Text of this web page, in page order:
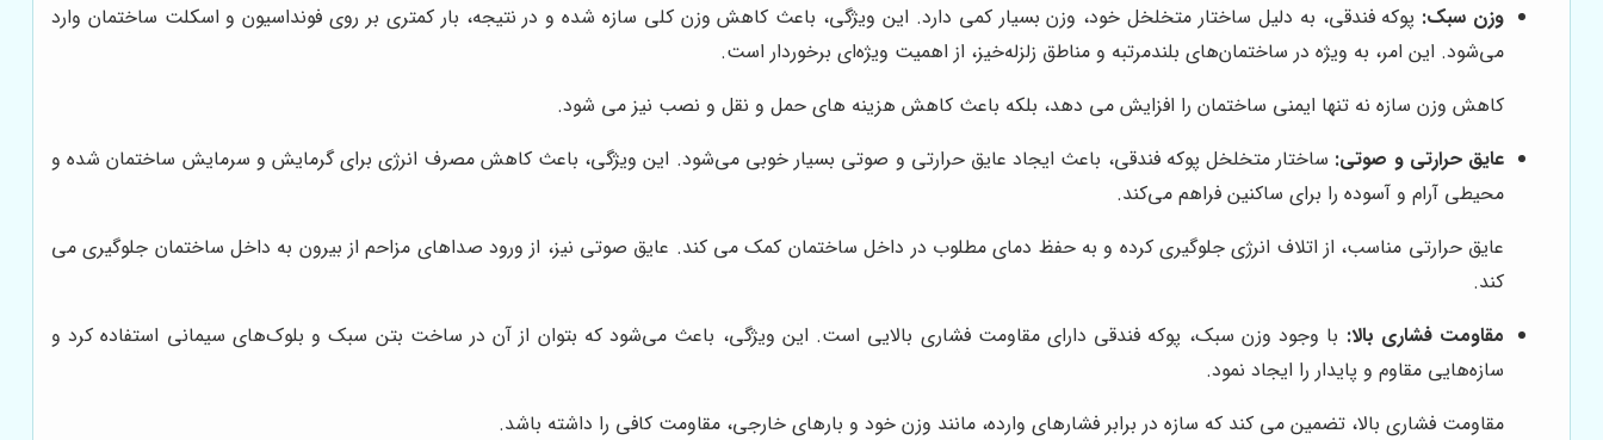
وزن سبک: پوکه فندقی، به دلیل ساختار متخلخل خود، وزن بسیار کمی دارد. این ویژگی، باعث کاهش وزن کلی سازه شده و در نتیجه، بار کمتری بر روی فونداسیون و اسکلت ساختمان وارد
می‌شود. این امر، به ویژه در ساختمان‌های بلندمرتبه و مناطق زلزله‌خیز، از اهمیت ویژه‌ای برخوردار است.
کاهش وزن سازه نه تنها ایمنی ساختمان را افزایش می دهد، بلکه باعث کاهش هزینه های حمل و نقل و نصب نیز می شود.
عایق حرارتی و صوتی: ساختار متخلخل پوکه فندقی، باعث ایجاد عایق حرارتی و صوتی بسیار خوبی می‌شود. این ویژگی، باعث کاهش مصرف انرژی برای گرمایش و سرمایش ساختمان شده و
محیطی آرام و آسوده را برای ساکنین فراهم می‌کند.
عایق حرارتی مناسب، از اتلاف انرژی جلوگیری کرده و به حفظ دمای مطلوب در داخل ساختمان کمک می کند. عایق صوتی نیز، از ورود صداهای مزاحم از بیرون به داخل ساختمان جلوگیری می
کند.
مقاومت فشاری بالا: با وجود وزن سبک، پوکه فندقی دارای مقاومت فشاری بالایی است. این ویژگی، باعث می‌شود که بتوان از آن در ساخت بتن سبک و بلوک‌های سیمانی استفاده کرد و
سازه‌هایی مقاوم و پایدار را ایجاد نمود.
مقاومت فشاری بالا، تضمین می کند که سازه در برابر فشارهای وارده، مانند وزن خود و بارهای خارجی، مقاومت کافی را داشته باشد.